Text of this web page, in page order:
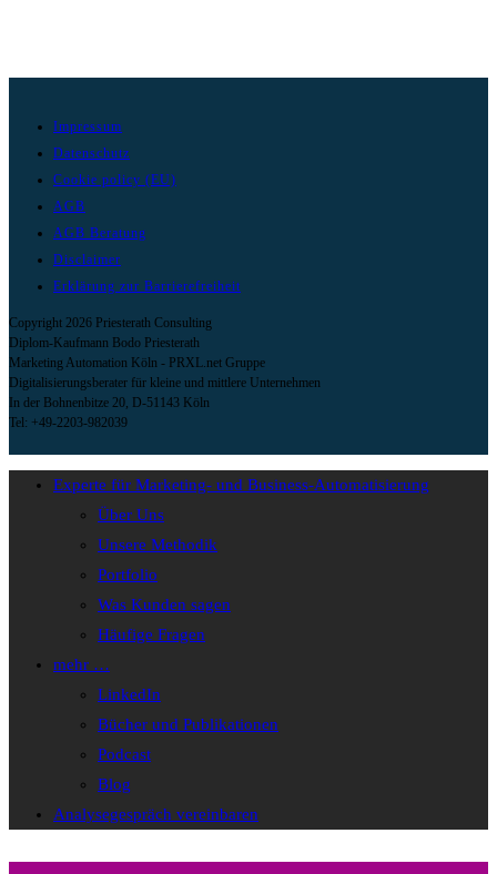
Impressum
Datenschutz
Cookie policy (EU)
AGB
AGB Beratung
Disclaimer
Erklärung zur Barrierefreiheit
Copyright 2026 Priesterath Consulting
Diplom-Kaufmann Bodo Priesterath
Marketing Automation Köln - PRXL.net Gruppe
Digitalisierungsberater für kleine und mittlere Unternehmen
In der Bohnenbitze 20, D-51143 Köln
Tel: +49-2203-982039
Experte für Marketing- und Business-Automatisierung
Über Uns
Unsere Methodik
Portfolio
Was Kunden sagen
Häufige Fragen
mehr …
LinkedIn
Bücher und Publikationen
Podcast
Blog
Analysegespräch vereinbaren